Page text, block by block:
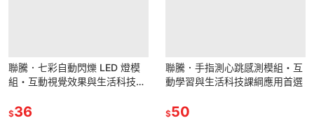
聯騰．七彩自動閃爍 LED 燈模
組・互動視覺效果與生活科技課
$36
聯騰．手指測心跳感測模組・互
動學習與生活科技課綱應用首選
$50